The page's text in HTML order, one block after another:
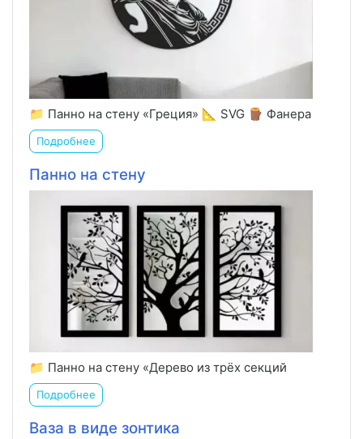
📁 Панно на стену «Греция» 📐 SVG 🪵 Фанера
Подробнее
Панно на стену
📁 Панно на стену «Дерево из трёх секций
Подробнее
Ваза в виде зонтика